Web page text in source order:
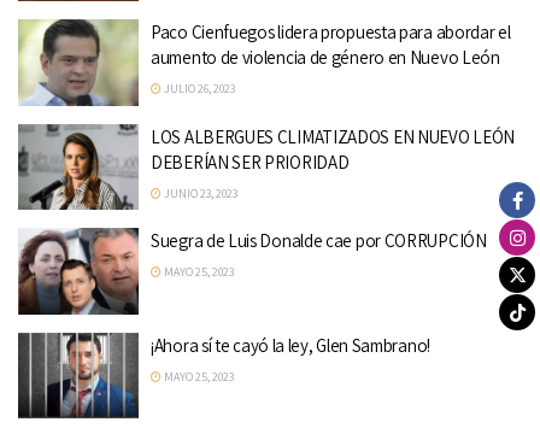
Paco Cienfuegos lidera propuesta para abordar el
aumento de violencia de género en Nuevo León
JULIO 26, 2023
LOS ALBERGUES CLIMATIZADOS EN NUEVO LEÓN
DEBERÍAN SER PRIORIDAD
JUNIO 23, 2023
Suegra de Luis Donalde cae por CORRUPCIÓN
MAYO 25, 2023
¡Ahora sí te cayó la ley, Glen Sambrano!
MAYO 25, 2023